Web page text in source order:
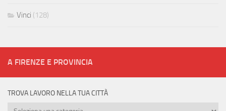
Vinci (128)
A FIRENZE E PROVINCIA
TROVA LAVORO NELLA TUA CITTÀ
Trova